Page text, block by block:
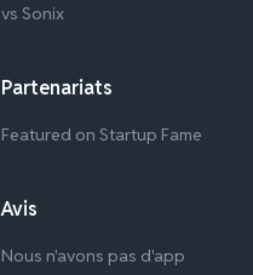
vs Sonix
Partenariats
Featured on Startup Fame
Avis
Nous n'avons pas d'app